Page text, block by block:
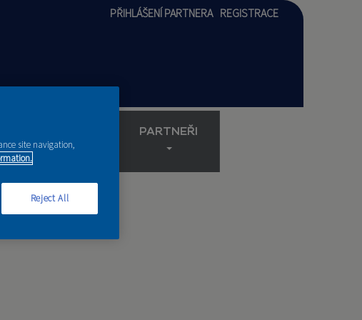
PŘIHLÁŠENÍ PARTNERA REGISTRACE
PARTNEŘI
site navigation,
Reject All